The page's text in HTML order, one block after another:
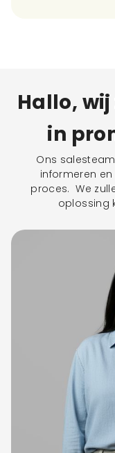
Hallo,
in
Ons
informeren
proces. We
oplossing